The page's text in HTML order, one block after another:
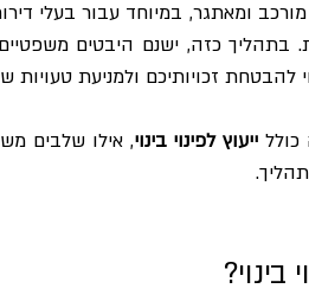
להבטחת זכויותיכם ולמניעת טעויות
ייעוץ לפינוי בינוי
בינוי?